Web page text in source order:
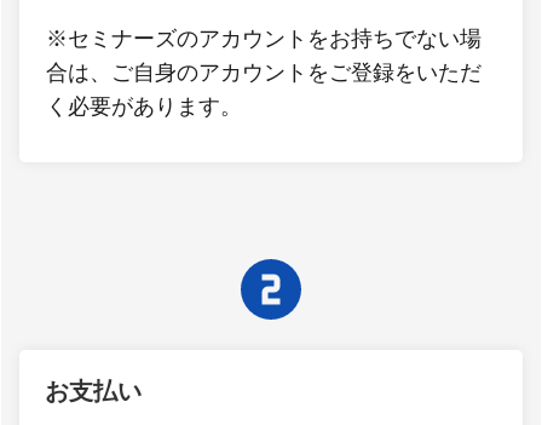
※セミナーズのアカウントをお持ちでない場
合は、ご自身のアカウントをご登録をいただ
く必要があります。
お支払い